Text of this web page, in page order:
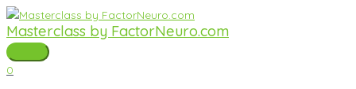
Ir
al
contenido
Masterclass by FactorNeuro.com
Menú
0